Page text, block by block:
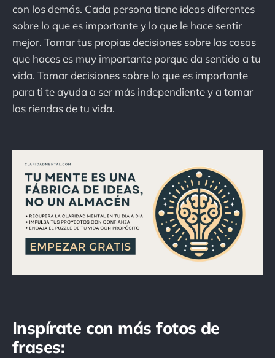
con los demás. Cada persona tiene ideas diferentes
sobre lo que es importante y lo que le hace sentir
mejor. Tomar tus propias decisiones sobre las cosas
que haces es muy importante porque da sentido a tu
vida. Tomar decisiones sobre lo que es importante
para ti te ayuda a ser más independiente y a tomar
las riendas de tu vida.
Inspírate con más fotos de
frases: